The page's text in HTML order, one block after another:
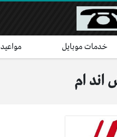
خدمات موبايل مواعيد
اند ام